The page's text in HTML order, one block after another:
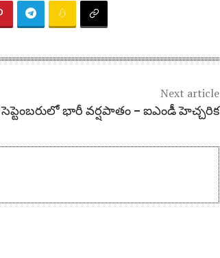
Next article
సెప్టెంబరులో భారీ వ‌ర్ష‌పాతం – ఐఎండీ హెచ్చరిక